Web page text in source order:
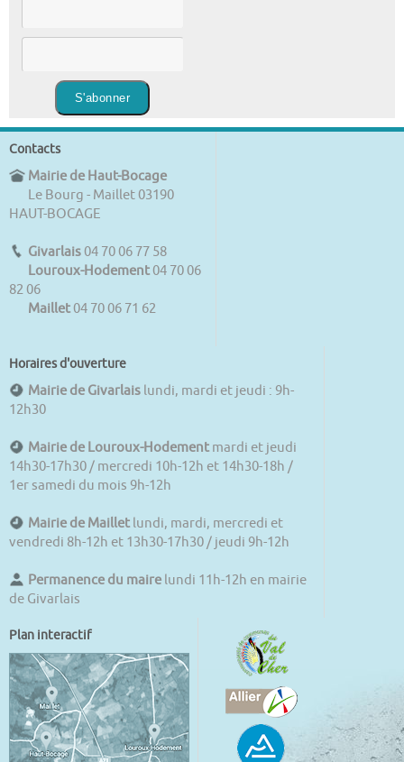
Contacts
Mairie de Haut-Bocage
Le Bourg - Maillet 03190
HAUT-BOCAGE
Givarlais 04 70 06 77 58
Louroux-Hodement 04 70 06
82 06
Maillet 04 70 06 71 62
Horaires d'ouverture
Mairie de Givarlais lundi, mardi et jeudi : 9h-
12h30
Mairie de Louroux-Hodement mardi et jeudi
14h30-17h30 / mercredi 10h-12h et 14h30-18h /
1er samedi du mois 9h-12h
Mairie de Maillet lundi, mardi, mercredi et
vendredi 8h-12h et 13h30-17h30 / jeudi 9h-12h
Permanence du maire lundi 11h-12h en mairie
de Givarlais
Plan interactif